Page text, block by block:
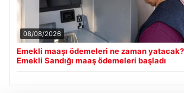
08/08/2026
Emekli maaşı ödemeleri ne zaman
Emekli Sandığı maaş ödemeleri başladı